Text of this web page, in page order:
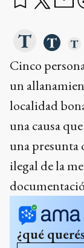
Cinco
un
localidad
una causa
una presunta
ilegal de la
¿qué